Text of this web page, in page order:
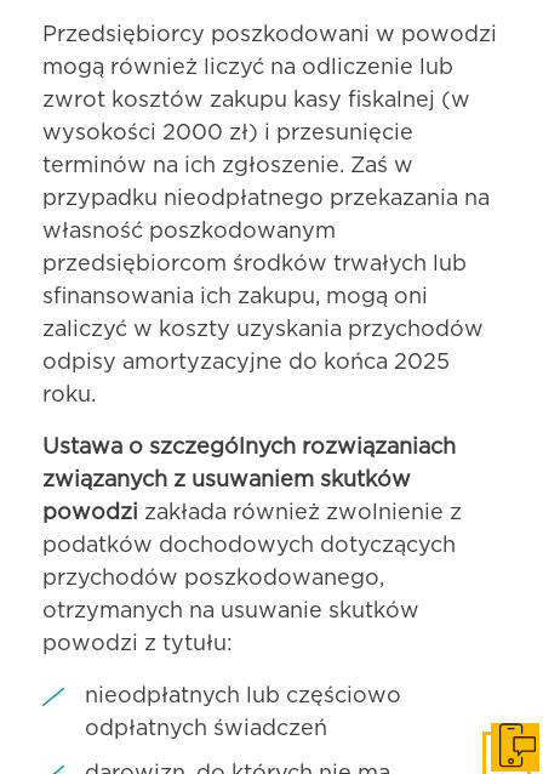
Przedsiębiorcy poszkodowani w powodzi
mogą również liczyć na odliczenie lub
zwrot kosztów zakupu kasy fiskalnej (w
wysokości 2000 zł) i przesunięcie
terminów na ich zgłoszenie. Zaś w
przypadku nieodpłatnego przekazania na
własność poszkodowanym
przedsiębiorcom środków trwałych lub
sfinansowania ich zakupu, mogą oni
zaliczyć w koszty uzyskania przychodów
odpisy amortyzacyjne do końca 2025
roku.
Ustawa o szczególnych rozwiązaniach
związanych z usuwaniem skutków
powodzi zakłada również zwolnienie z
podatków dochodowych dotyczących
przychodów poszkodowanego,
otrzymanych na usuwanie skutków
powodzi z tytułu:
nieodpłatnych lub częściowo
odpłatnych świadczeń